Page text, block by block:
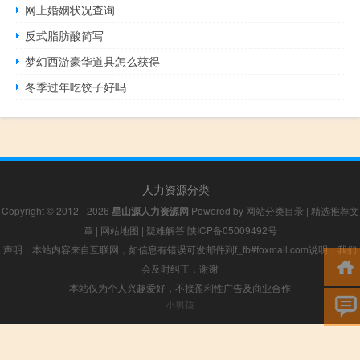
网上婚姻状况查询
反式脂肪酸简写
梦幻西游豪华道具怎么获得
冬季过年吃饺子好吗
人力资源分类
Copyright © 2012 - 2026 星山源人力资源网 Powered by 网站分类目录 | 精选推荐文
章 | 网站地图 | 疑难解答 陕ICP备05009492号
声明：本站内容来自互联网，如信息有错误可发邮件到f_fb#foxmail.com说明，我们
会及时纠正，谢谢
本站仅为个人兴趣爱好，不接盈利性广告及商业合作
小男孩